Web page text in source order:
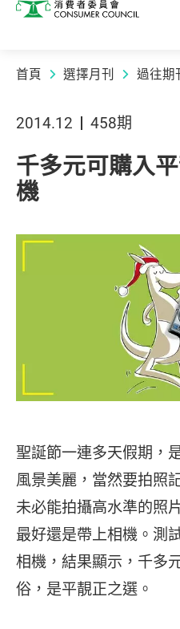
消費者委員會
首頁 選擇月刊 過往期
2014.12 458期
千多元可購入
機
聖誕節一連多天假期，
風景美麗，當然要拍照
未必能拍攝高水準的照
最好還是帶上相機。測
相機，結果顯示，千多
俗，是平靚正之選。